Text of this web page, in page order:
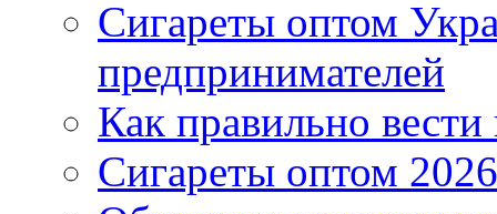
Сигареты оптом
предпринимателей
Как правильно
Сигареты оптом